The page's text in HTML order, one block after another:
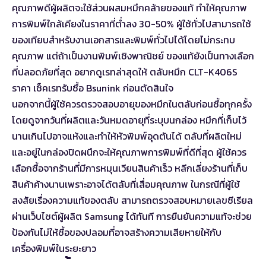
คุณภาพดีผู้ผลิตจะใช้ส่วนผสมหมึกคล้ายของแท้ ทำให้คุณภาพ
การพิมพ์ใกล้เคียงในราคาที่ต่ำลง 30-50% ผู้ใช้ทั่วไปสามารถใช้
ของเทียบสำหรับงานเอกสารและพิมพ์ทั่วไปได้โดยไม่กระทบ
คุณภาพ แต่ถ้าเป็นงานพิมพ์เชิงพาณิชย์ ของแท้ยังเป็นทางเลือก
ที่ปลอดภัยที่สุด อยากดูเรทล่าสุดให้ ตลับหมึก CLT-K406S
ราคา เช็คเรทรับซื้อ Bsunink ก่อนตัดสินใจ
นอกจากนี้ผู้ใช้ควรตรวจสอบอายุของหมึกในตลับก่อนซื้อทุกครั้ง
โดยดูจากวันที่ผลิตและวันหมดอายุที่ระบุบนกล่อง หมึกที่เก็บไว้
นานเกินไปอาจแห้งและทำให้หัวพิมพ์อุดตันได้ ตลับที่ผลิตใหม่
และอยู่ในกล่องปิดผนึกจะให้คุณภาพการพิมพ์ที่ดีที่สุด ผู้ใช้ควร
เลือกซื้อจากร้านที่มีการหมุนเวียนสินค้าเร็ว หลีกเลี่ยงร้านที่เก็บ
สินค้าค้างนานเพราะอาจได้ตลับที่เสื่อมคุณภาพ ในกรณีที่ผู้ใช้
สงสัยเรื่องความแท้ของตลับ สามารถตรวจสอบหมายเลขซีเรียล
ผ่านเว็บไซต์ผู้ผลิต Samsung ได้ทันที การยืนยันความแท้จะช่วย
ป้องกันไม่ให้ซื้อของปลอมที่อาจสร้างความเสียหายให้กับ
เครื่องพิมพ์ในระยะยาว